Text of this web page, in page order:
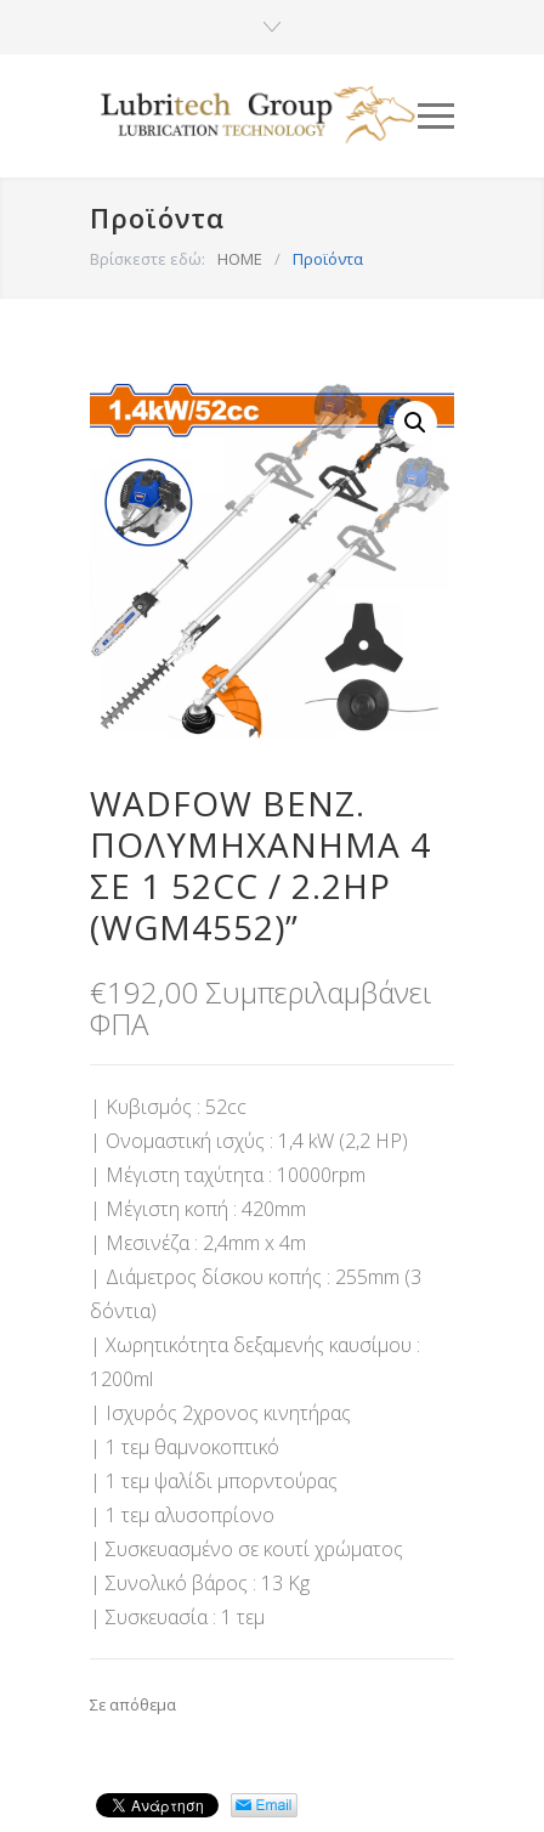
Προϊόντα
Βρίσκεστε εδώ: HOME / Προϊόντα
WADFOW ΒΕΝΖ.
ΠΟΛΥΜΗΧΑΝΗΜΑ 4
ΣΕ 1 52CC / 2.2HP
(WGM4552)”
€192,00 Συμπεριλαμβάνει
ΦΠΑ
| Κυβισμός : 52cc
| Ονομαστική ισχύς : 1,4 kW (2,2 HP)
| Μέγιστη ταχύτητα : 10000rpm
| Μέγιστη κοπή : 420mm
| Μεσινέζα : 2,4mm x 4m
| Διάμετρος δίσκου κοπής : 255mm (3
δόντια)
| Χωρητικότητα δεξαμενής καυσίμου :
1200ml
| Ισχυρός 2χρονος κινητήρας
| 1 τεμ θαμνοκοπτικό
| 1 τεμ ψαλίδι μπορντούρας
| 1 τεμ αλυσοπρίονο
| Συσκευασμένο σε κουτί χρώματος
| Συνολικό βάρος : 13 Kg
| Συσκευασία : 1 τεμ
Σε απόθεμα